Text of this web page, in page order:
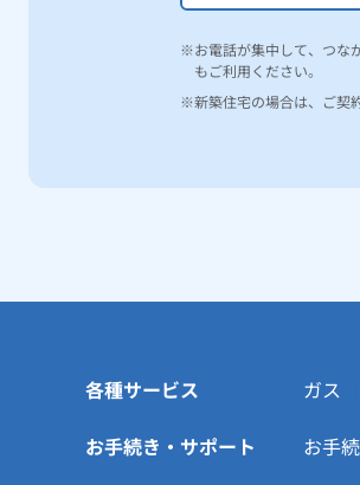
お電話が集中して、つな
もご利用ください。
新築住宅の場合は、ご契
各種サービス ガス
お手続き・サポート
お手